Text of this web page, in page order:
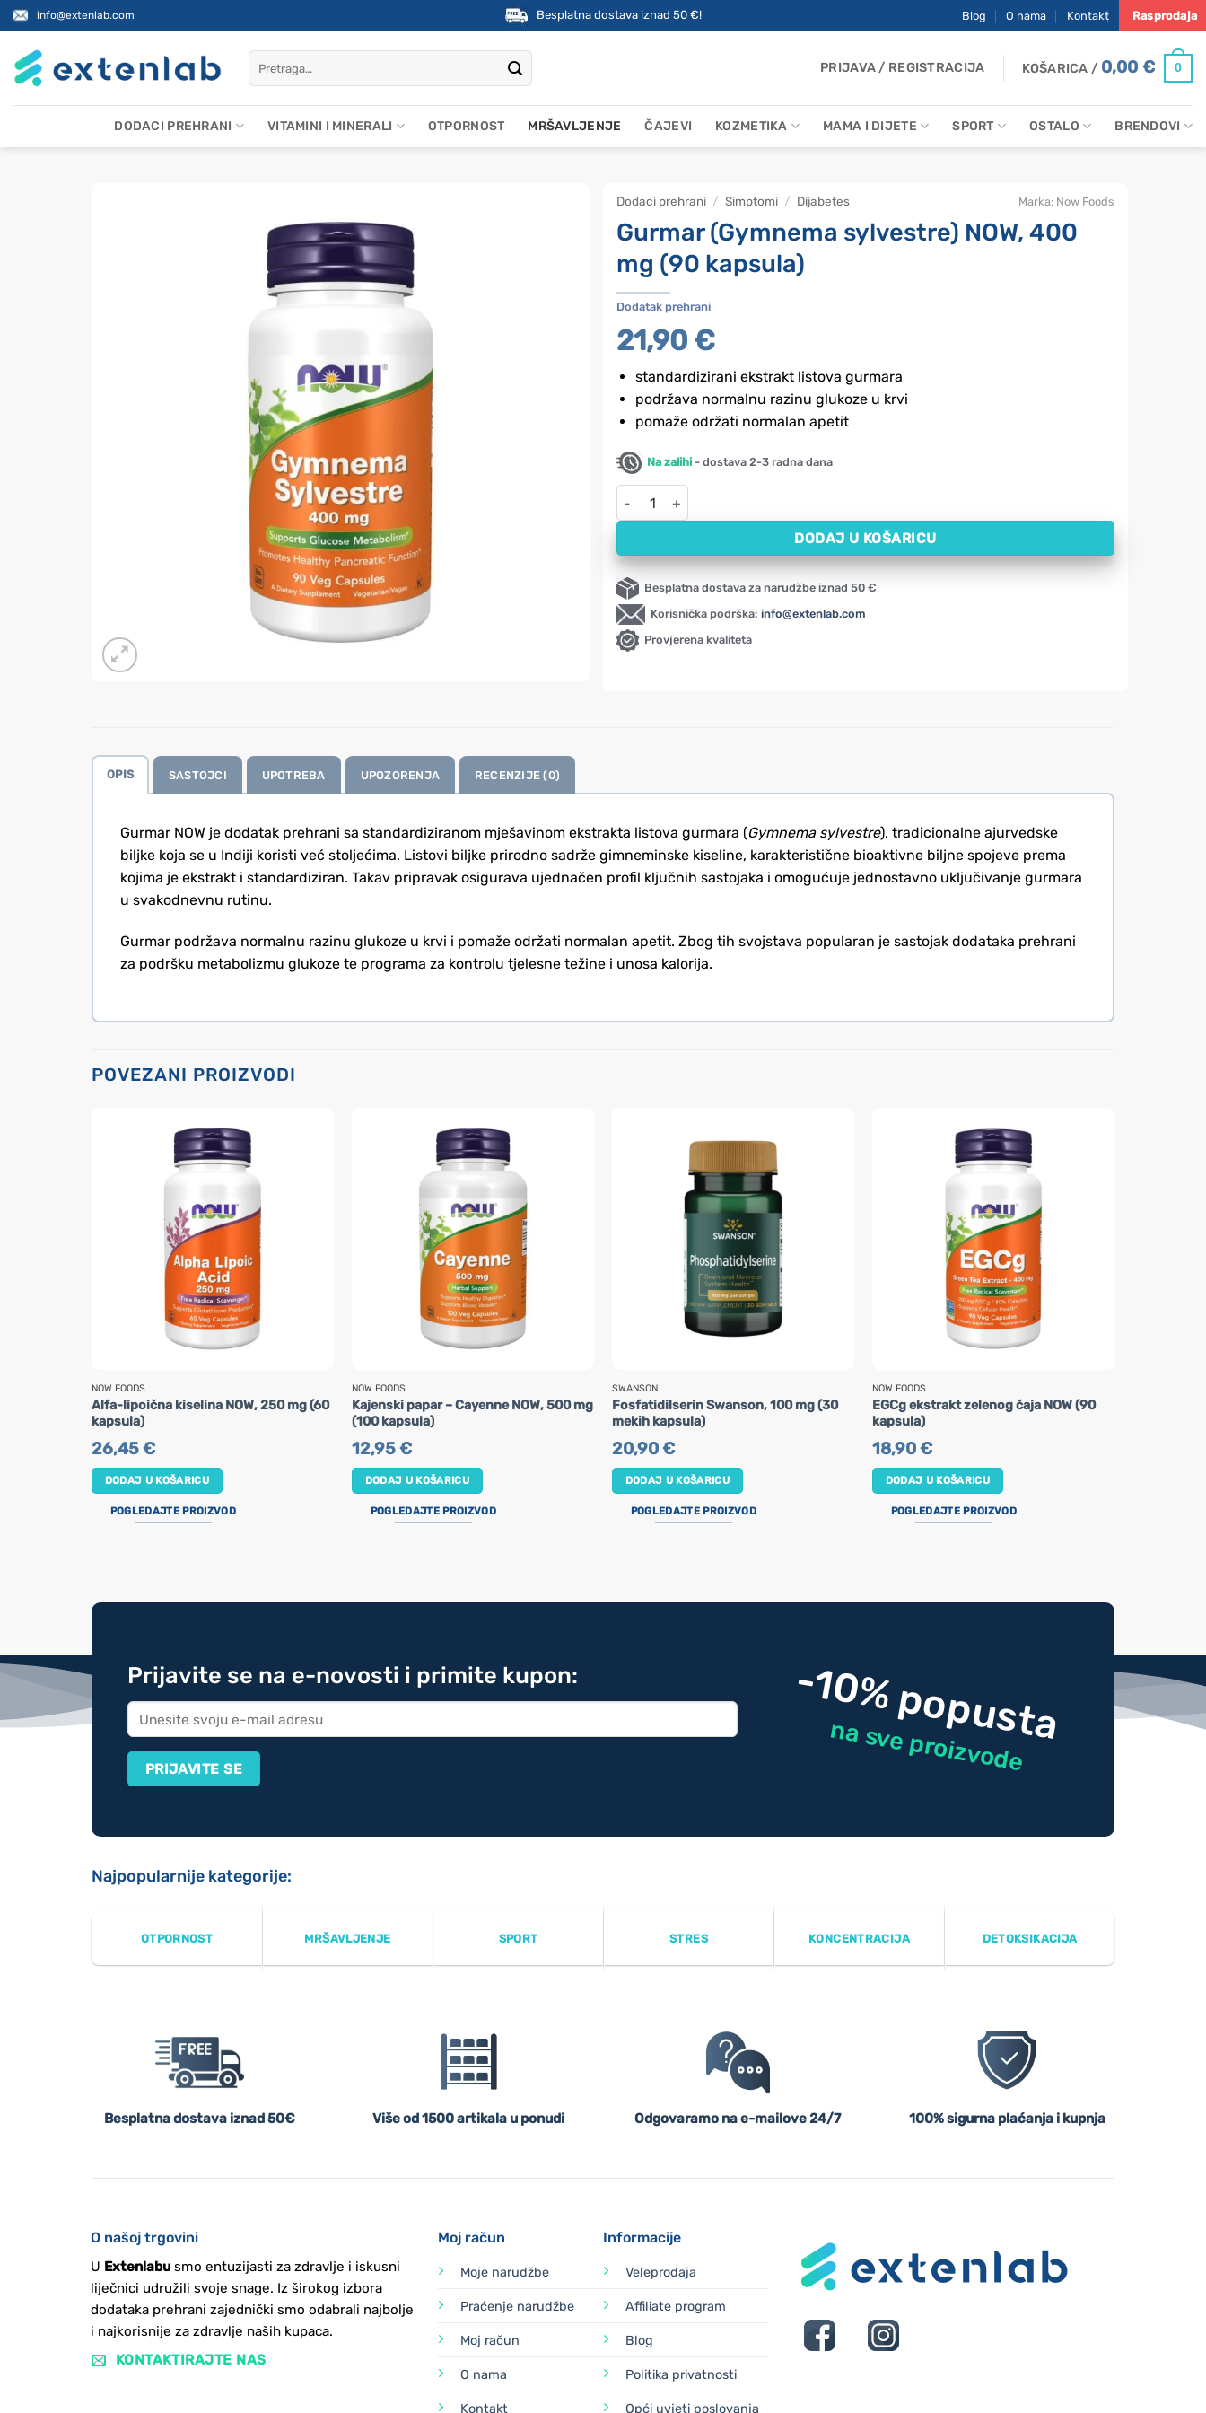
Skip
to
content
info@extenlab.com Besplatna dostava iznad 50 €! Blog O nama Kontakt Rasprodaja
PRIJAVA / REGISTRACIJA KOŠARICA / 0,00€ 0
DODACI PREHRANI VITAMINI I MINERALI OTPORNOST MRŠAVLJENJE ČAJEVI KOZMETIKA MAMA I DIJETE SPORT OSTALO BRENDOVI
Dodaci prehrani / Simptomi / Dijabetes
Gurmar (Gymnema sylvestre) NOW, 400
mg (90 kapsula)
Dodatak prehrani
21,90 €
standardizirani ekstrakt listova gurmara
podržava normalnu razinu glukoze u krvi
pomaže održati normalan apetit
Na zalihi - dostava 2-3 radna dana
Gurmar (Gymnema sylvestre) NOW, 400 mg (90 kapsula) količina
DODAJ U KOŠARICU
Besplatna dostava za narudžbe iznad 50 €
Korisnička podrška: info@extenlab.com
Provjerena kvaliteta
Marka: Now Foods
OPIS SASTOJCI UPOTREBA UPOZORENJA RECENZIJE (0)
Gurmar NOW je dodatak prehrani sa standardiziranom mješavinom ekstrakta listova gurmara (Gymnema sylvestre), tradicionalne ajurvedske
biljke koja se u Indiji koristi već stoljećima. Listovi biljke prirodno sadrže gimneminske kiseline, karakteristične bioaktivne biljne spojeve prema
kojima je ekstrakt i standardiziran. Takav pripravak osigurava ujednačen profil ključnih sastojaka i omogućuje jednostavno uključivanje gurmara
u svakodnevnu rutinu.
Gurmar podržava normalnu razinu glukoze u krvi i pomaže održati normalan apetit. Zbog tih svojstava popularan je sastojak dodataka prehrani
za podršku metabolizmu glukoze te programa za kontrolu tjelesne težine i unosa kalorija.
POVEZANI PROIZVODI
NOW FOODS
Alfa-lipoična kiselina NOW, 250 mg (60
kapsula)
26,45€
DODAJ U KOŠARICU
POGLEDAJTE PROIZVOD
NOW FOODS
Kajenski papar – Cayenne NOW, 500 mg
(100 kapsula)
12,95€
DODAJ U KOŠARICU
POGLEDAJTE PROIZVOD
SWANSON
Fosfatidilserin Swanson, 100 mg (30
mekih kapsula)
20,90€
DODAJ U KOŠARICU
POGLEDAJTE PROIZVOD
NOW FOODS
EGCg ekstrakt zelenog čaja NOW (90
kapsula)
18,90€
DODAJ U KOŠARICU
POGLEDAJTE PROIZVOD
Prijavite se na e-novosti i primite kupon: -10% popusta
na sve proizvode
Najpopularnije kategorije:
OTPORNOST MRŠAVLJENJE SPORT STRES KONCENTRACIJA DETOKSIKACIJA
Besplatna dostava iznad 50€ Više od 1500 artikala u ponudi Odgovaramo na e-mailove 24/7 100% sigurna plaćanja i kupnja
O našoj trgovini
U Extenlabusmo entuzijasti za zdravlje i iskusni
liječnici udružili svoje snage. Iz širokog izbora
dodataka prehrani zajednički smo odabrali najbolje
i najkorisnije za zdravlje naših kupaca.
KONTAKTIRAJTE NAS
Moj račun
Moje narudžbe
Praćenje narudžbe
Moj račun
O nama
Kontakt
Informacije
Veleprodaja
Affiliate program
Blog
Politika privatnosti
Opći uvjeti poslovanja